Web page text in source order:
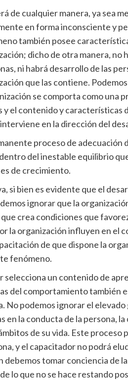
de cualquier manera, ya sea
en forma inconsciente y
también posee
dicho de otra manera, no
ni habrá desarrollo de las
que las contiene.
se comporta como una
y el contenido y características
en la dirección del
proceso de adecuación
del inestable equilibrio
de crecimiento.
si bien es evidente que el
ignorar que la
crea condiciones que
la organización influyen en el
de que dispone la
fenómeno.
selecciona un contenido de
del comportamiento también
No podemos ignorar el
en la conducta de la persona,
de su vida. Este
y el capacitador no podrá
debemos tomar conciencia de
lo que no se hace restando